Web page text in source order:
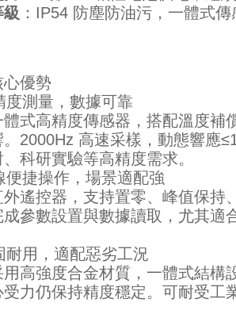
級 ：IP54 防塵防油污，一體式
心優勢
度測量，數據可靠
體式高精度傳感器，搭配溫度補
。2000Hz 高速采樣，動態響應
科研實驗等高精度需求。
便捷操作，場景適配強
外遙控器，支持置零、峰值保持
成參數設置與數據讀取，尤其適
耐用，適配惡劣工況
高強度合金材質，一體式結構
受力仍保持精度穩定。可耐受工